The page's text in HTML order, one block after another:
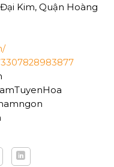
Kim, Quận Hoàng